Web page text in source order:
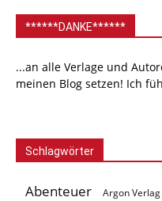
******DANKE******
...an alle Verlage und
meinen Blog setzen! Ich
Schlagwörter
Abenteuer Argon Verlag